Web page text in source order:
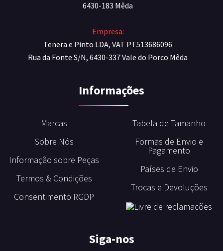
6430-183 Mêda
Empresa:
Tenera e Pinto LDA, VAT PT513686096
Rua da Fonte S/N, 6430-337 Vale do Porco Mêda
Informações
Marcas
Sobre Nós
Informação sobre Peças
Termos & Condições
Consentimento RGDP
Tabela de Tamanho
Formas de Envio e
Pagamento
Países de Envio
Trocas e Devoluções
Siga-nos